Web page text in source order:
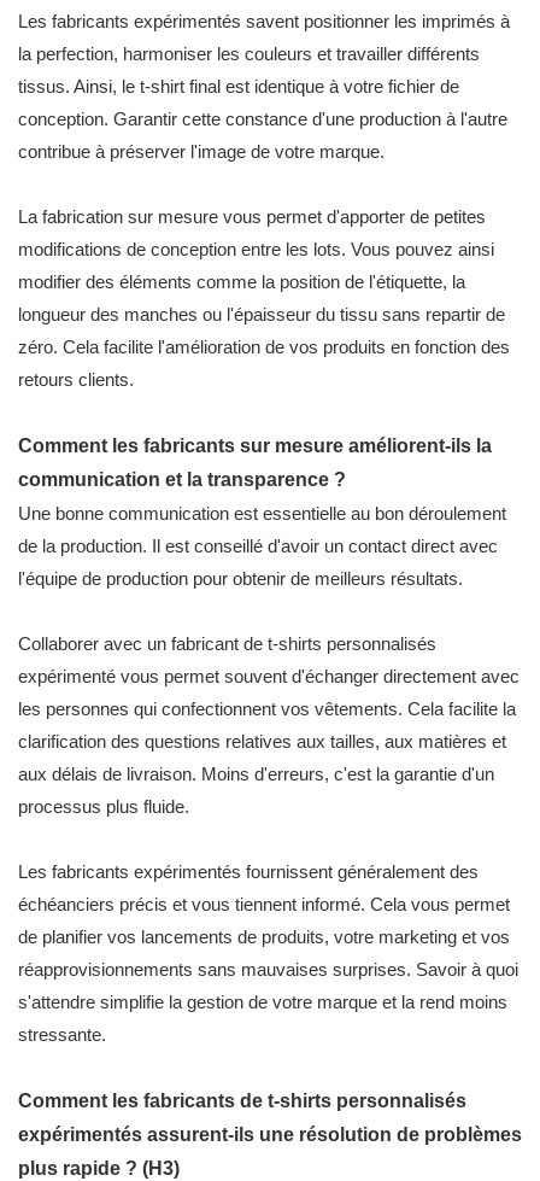
Les fabricants expérimentés savent positionner les imprimés à
la perfection, harmoniser les couleurs et travailler différents
tissus. Ainsi, le t-shirt final est identique à votre fichier de
conception. Garantir cette constance d'une production à l'autre
contribue à préserver l'image de votre marque.
La fabrication sur mesure vous permet d'apporter de petites
modifications de conception entre les lots. Vous pouvez ainsi
modifier des éléments comme la position de l'étiquette, la
longueur des manches ou l'épaisseur du tissu sans repartir de
zéro. Cela facilite l'amélioration de vos produits en fonction des
retours clients.
Comment les fabricants sur mesure améliorent-ils la
communication et la transparence ?
Une bonne communication est essentielle au bon déroulement
de la production. Il est conseillé d'avoir un contact direct avec
l'équipe de production pour obtenir de meilleurs résultats.
Collaborer avec un fabricant de t-shirts personnalisés
expérimenté vous permet souvent d'échanger directement avec
les personnes qui confectionnent vos vêtements. Cela facilite la
clarification des questions relatives aux tailles, aux matières et
aux délais de livraison. Moins d'erreurs, c'est la garantie d'un
processus plus fluide.
Les fabricants expérimentés fournissent généralement des
échéanciers précis et vous tiennent informé. Cela vous permet
de planifier vos lancements de produits, votre marketing et vos
réapprovisionnements sans mauvaises surprises. Savoir à quoi
s'attendre simplifie la gestion de votre marque et la rend moins
stressante.
Comment les fabricants de t-shirts personnalisés
expérimentés assurent-ils une résolution de problèmes
plus rapide ? (H3)